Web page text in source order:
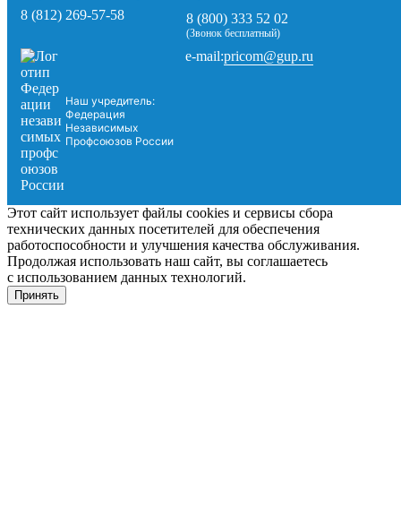
8 (812) 269-57-58
8 (800) 333 52 02
(Звонок бесплатный)
Наш учредитель:
Федерация
Независимых
Профсоюзов России
e-mail:pricom@gup.ru
Этот сайт использует файлы cookies и сервисы сбора
технических данных посетителей для обеспечения
работоспособности и улучшения качества обслуживания.
Продолжая использовать наш сайт, вы соглашаетесь
с использованием данных технологий.
Принять